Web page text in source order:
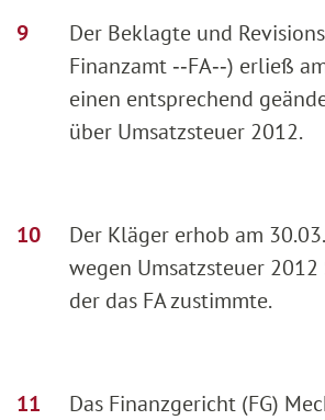
Der Beklagte und
Finanzamt ‑‑FA‑‑) erließ
einen entsprechend
über Umsatzsteuer 2012.
Der Kläger erhob am
wegen Umsatzsteuer
der das FA zustimmte.
Das Finanzgericht (FG)